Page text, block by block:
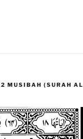
MUSIBAH (SURAH AL